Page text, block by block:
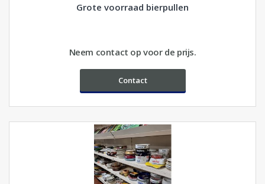
Grote voorraad bierpullen
Neem contact op voor de prijs.
Contact